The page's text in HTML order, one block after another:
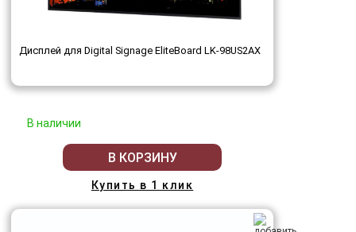
Дисплей для Digital Signage EliteBoard LK-98US2AX
В наличии
В КОРЗИНУ
Купить в 1 клик